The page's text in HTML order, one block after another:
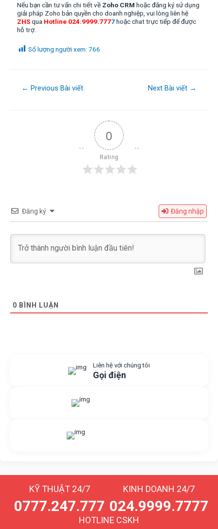
Nếu bạn cần tư vấn chi tiết về Zoho CRM hoặc đăng ký sử dụng
giải pháp Zoho bản quyền cho doanh nghiệp, vui lòng liên hệ
ZHSqua Hotline 024.9999.7777hoặc chat trực tiếp để được
hỗ trợ.
Số lượng người xem: 766
hướng
← Previous Bài viết Next Bài viết →
0
Rating
Đăng ký Đăng nhập
0 BÌNH LUẬN
Liên hệ với chúng tôi
Gọi điện
KỸ THUẬT 24/7
0777.247.777
KINH DOANH 24/7
024.9999.7777
HOTLINE CSKH